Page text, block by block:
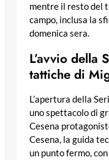
mentre il resto del
campo, inclusa la
domenica sera.
L’avvio della
tattiche di
L’apertura della
uno spettacolo di
Cesena
Cesena, la guida
un punto fermo,